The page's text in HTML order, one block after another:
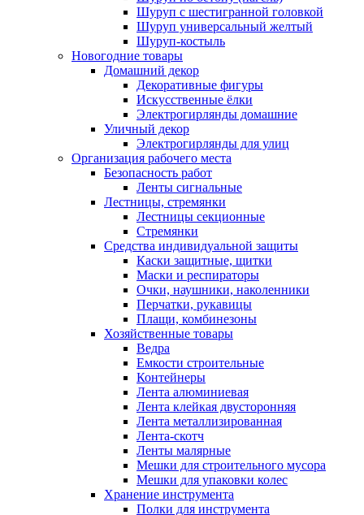
Шуруп с шестигранной головкой
Шуруп универсальный желтый
Шуруп-костыль
Новогодние товары
Домашний декор
Декоративные фигуры
Искусственные ёлки
Электрогирлянды домашние
Уличный декор
Электрогирлянды для улиц
Организация рабочего места
Безопасность работ
Ленты сигнальные
Лестницы, стремянки
Лестницы секционные
Стремянки
Средства индивидуальной защиты
Каски защитные, щитки
Маски и респираторы
Очки, наушники, наколенники
Перчатки, рукавицы
Плащи, комбинезоны
Хозяйственные товары
Ведра
Емкости строительные
Контейнеры
Лента алюминиевая
Лента клейкая двусторонняя
Лента металлизированная
Лента-скотч
Ленты малярные
Мешки для строительного мусора
Мешки для упаковки колес
Хранение инструмента
Полки для инструмента